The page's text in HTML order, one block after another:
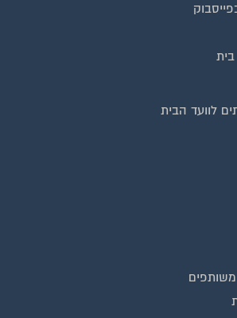
בית
לוועד הבית
משותפים